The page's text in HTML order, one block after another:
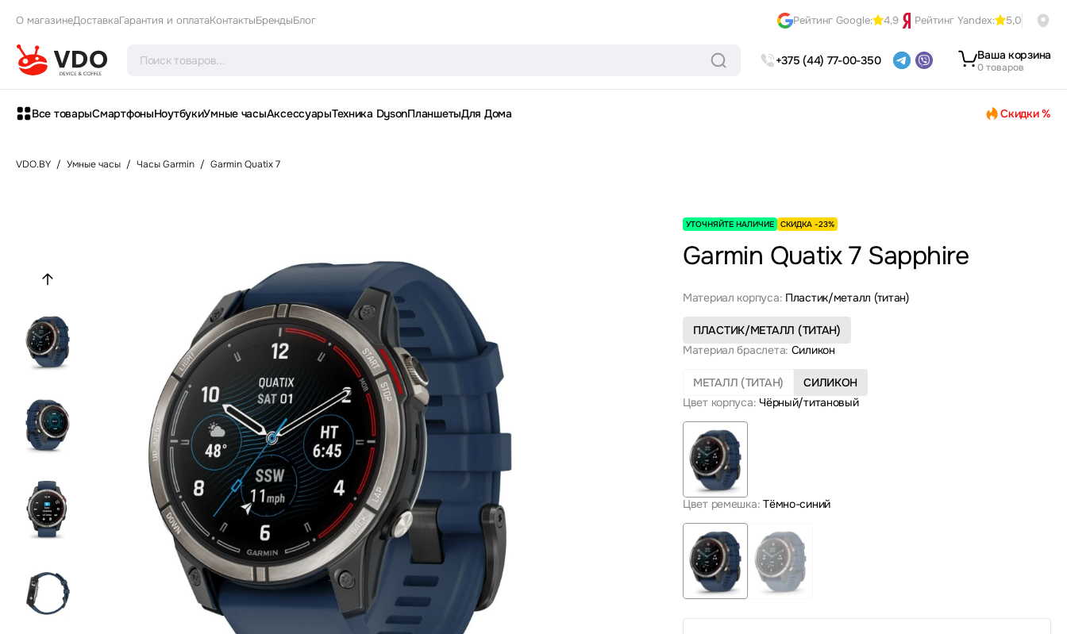
О магазинеДоставкаГарантия и оплатаКонтактыБрендыБлог Рейтинг Google: 4,9 Рейтинг Yandex: 5,0
+375 (44) 77-00-350 Ваша корзина
0 товаров
Все товарыСмартфоныНоутбукиУмные часыАксессуарыТехника DysonПланшетыДля Дома Скидки %
VDO.BY / Умные часы / Часы Garmin / Garmin Quatix 7
УТОЧНЯЙТЕ НАЛИЧИЕ СКИДКА -23%
Garmin Quatix 7 Sapphire
Материал корпуса: Пластик/металл (титан)
ПЛАСТИК/МЕТАЛЛ (ТИТАН)
Материал браслета: Силикон
МЕТАЛЛ (ТИТАН)
СИЛИКОН
Цвет корпуса: Чёрный/титановый
Цвет ремешка: Тёмно-синий